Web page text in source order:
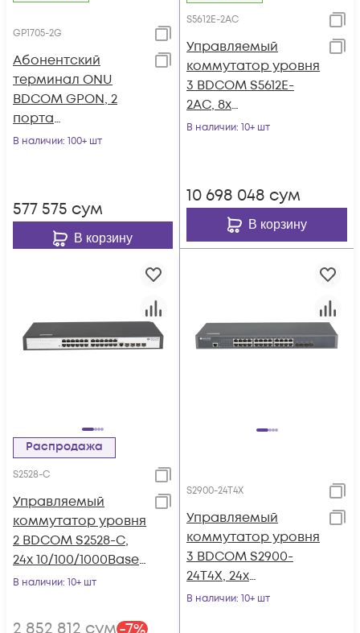
GP1705-2G
Абонентский
терминал ONU
BDCOM GPON, 2
порта
10/100/1000Base-T
В наличии: 100+ шт
577 575 сум
В корзину
S5612E-2AC
Управляемый
коммутатор уровня
3 BDCOM S5612E-
2AC, 8x
10/100/1000Base-T,
В наличии: 10+ шт
10 698 048 сум
В корзину
Распродажа
S2528-C
Управляемый
коммутатор уровня
2 BDCOM S2528-C,
24x 10/100/1000Base-
T, 4x combo 1G
В наличии: 10+ шт
S2900-24T4X
Управляемый
коммутатор уровня
3 BDCOM S2900-
24T4X, 24x
10/100/1000Base-T, 4x
В наличии: 10+ шт